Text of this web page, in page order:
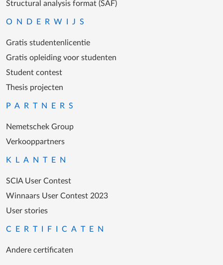
Structural analysis format (SAF)
ONDERWIJS
Gratis studentenlicentie
Gratis opleiding voor studenten
Student contest
Thesis projecten
PARTNERS
Nemetschek Group
Verkooppartners
KLANTEN
SCIA User Contest
Winnaars User Contest 2023
User stories
CERTIFICATEN
Andere certificaten